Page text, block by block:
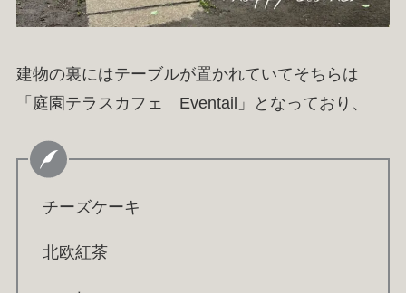
建物の裏にはテーブルが置かれていてそちらは
「庭園テラスカフェ Eventail」となっており、
チーズケーキ
北欧紅茶